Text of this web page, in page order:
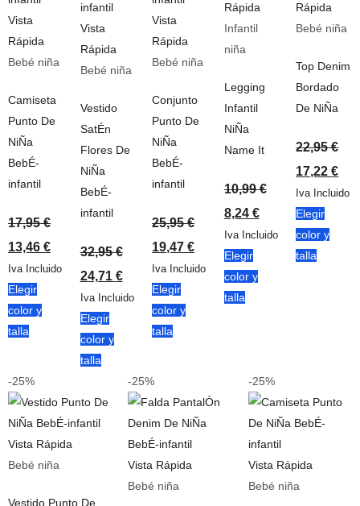
Vista
Rápida
Bebé niña
Camiseta
Punto De
NiÑa
BebÉ-
infantil
17,95€
13,46 €
Iva Incluido
Elegir
color y
talla
Vista
Rápida
Bebé niña
Vestido
SatÉn
Flores De
NiÑa
BebÉ-
infantil
32,95€
24,71 €
Iva Incluido
Elegir
color y
talla
Vista
Rápida
Bebé niña
Conjunto
Punto De
NiÑa
BebÉ-
infantil
25,95€
19,47€
Iva Incluido
Elegir
color y
talla
Rápida
Infantil
niña
Legging
Infantil
NiÑa
Name It
10,99€
8,24 €
Iva Incluido
Elegir
color y
talla
Rápida
Bebé niña
Top Denim
Bordado
De NiÑa
22,95€
17,22€
Iva Incluido
Elegir
color y
talla
-25%
Vista Rápida
Bebé niña
Vestido Punto De
-25%
Vista Rápida
Bebé niña
-25%
Vista Rápida
Bebé niña